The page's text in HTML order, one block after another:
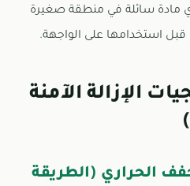
أي مادة سائلة في منطقة صغيرة
استخدامها على الواجهة.
الإزالة الآمنة
الحراري (الطريقة